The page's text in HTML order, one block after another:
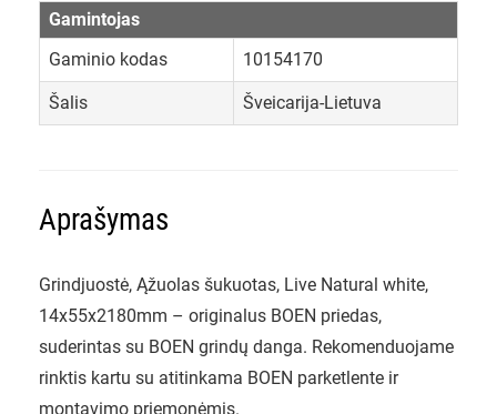
Gamintojas
Gaminio kodas
10154170
Šalis Šveicarija-Lietuva
Aprašymas
Grindjuostė, Ąžuolas šukuotas, Live Natural white,
14x55x2180mm – originalus BOEN priedas,
suderintas su BOEN grindų danga. Rekomenduojame
rinktis kartu su atitinkama BOEN parketlente ir
montavimo priemonėmis.